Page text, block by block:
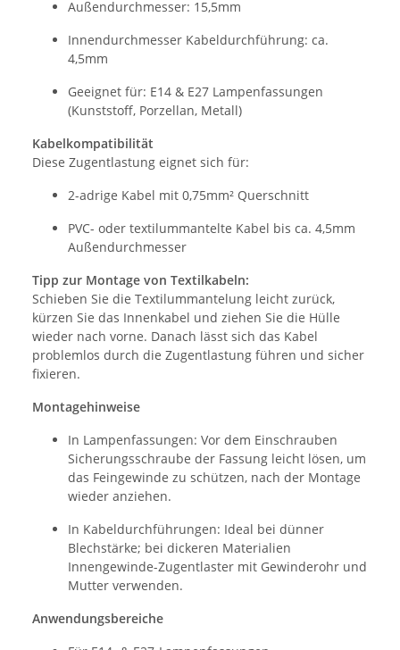
Außendurchmesser: 15,5mm
Innendurchmesser Kabeldurchführung: ca.
4,5mm
Geeignet für: E14 & E27 Lampenfassungen
(Kunststoff, Porzellan, Metall)
Kabelkompatibilität
Diese Zugentlastung eignet sich für:
2-adrige Kabel mit 0,75mm² Querschnitt
PVC- oder textilummantelte Kabel bis ca. 4,5mm
Außendurchmesser
Tipp zur Montage von Textilkabeln:
Schieben Sie die Textilummantelung leicht zurück,
kürzen Sie das Innenkabel und ziehen Sie die Hülle
wieder nach vorne. Danach lässt sich das Kabel
problemlos durch die Zugentlastung führen und sicher
fixieren.
Montagehinweise
In Lampenfassungen: Vor dem Einschrauben
Sicherungsschraube der Fassung leicht lösen, um
das Feingewinde zu schützen, nach der Montage
wieder anziehen.
In Kabeldurchführungen: Ideal bei dünner
Blechstärke; bei dickeren Materialien
Innengewinde-Zugentlaster mit Gewinderohr und
Mutter verwenden.
Anwendungsbereiche